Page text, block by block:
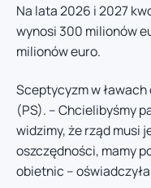
Na lata 2026 i 2027
wynosi 300 milionów
milionów euro.
Sceptycyzm w
(PS). – Chcielibyśmy
widzimy, że rząd musi
oszczędności, mamy
obietnic –